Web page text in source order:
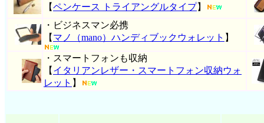
【ペンケース トライアングルタイプ】
・ビジネスマン必携
【 マノ（mano）ハンディブックウォレット 】
・スマートフォンも収納
【 イタリアンレザー・スマートフォン収納ウォ
レット 】